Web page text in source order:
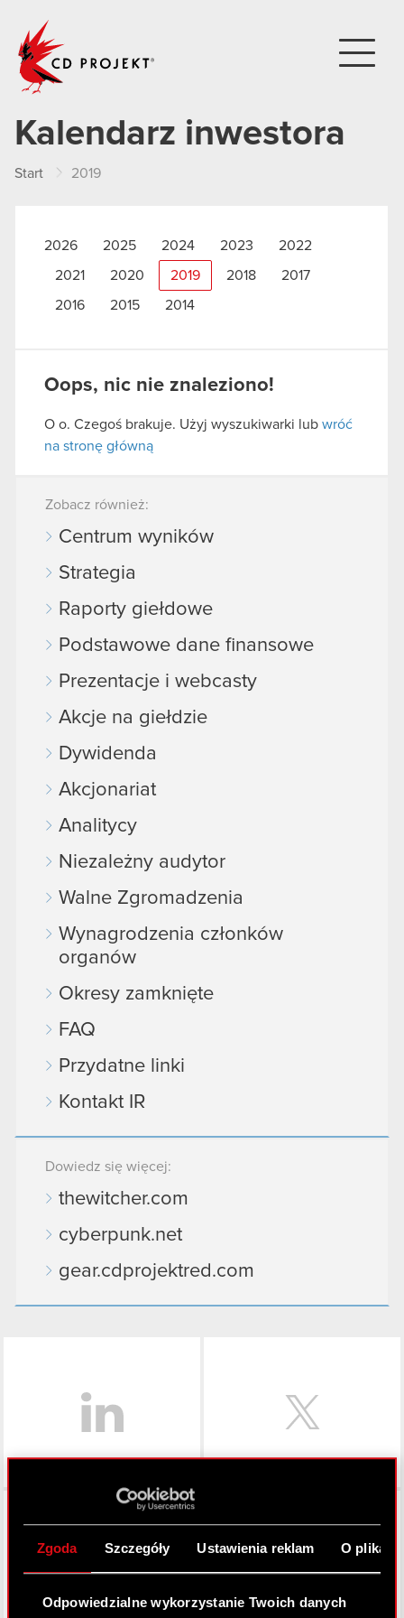
Zgoda Szczegóły Ustawienia reklam O
Odpowiedzialne wykorzystanie Twoich danych
Kalendarz inwestora
Start 2019
2026 2025 2024 2023 2022
2021 2020 2019 2018 2017
2016 2015 2014
Oops, nic nie znaleziono!
O o. Czegoś brakuje. Użyj wyszukiwarki lub wróć
na stronę główną
Zobacz również:
Centrum wyników
Strategia
Raporty giełdowe
Podstawowe dane finansowe
Prezentacje i webcasty
Akcje na giełdzie
Dywidenda
Akcjonariat
Analitycy
Niezależny audytor
Walne Zgromadzenia
Wynagrodzenia członków
organów
Okresy zamknięte
FAQ
Przydatne linki
Kontakt IR
Dowiedz się więcej:
thewitcher.com
cyberpunk.net
gear.cdprojektred.com